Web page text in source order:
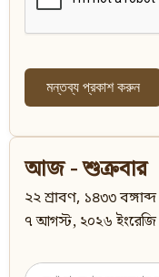
আজ - শুক্রবার
২২ শ্রাবণ, ১৪৩৩ বঙ্গাব্দ
৭ আগস্ট, ২০২৬ ইংরেজি